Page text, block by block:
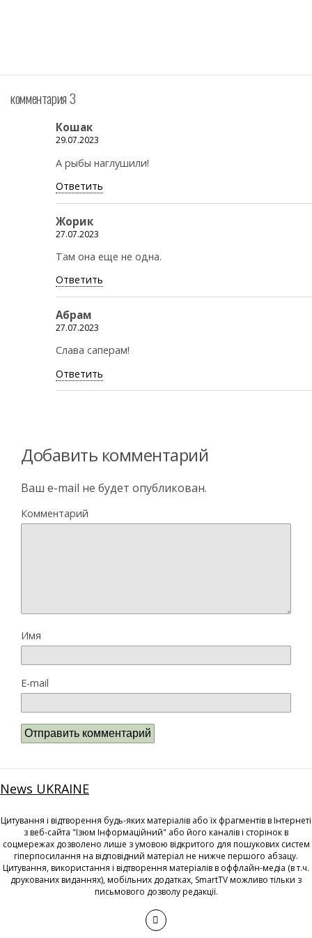
комментария 3
Кошак
29.07.2023
А рыбы наглушили!
Ответить
Жорик
27.07.2023
Там она еще не одна.
Ответить
Абрам
27.07.2023
Слава саперам!
Ответить
Добавить комментарий
Ваш e-mail не будет опубликован.
Комментарий
Имя
E-mail
News UKRAINE
Цитування і відтворення будь-яких матеріалів або їх фрагментів в Інтернеті
з веб-сайта "Ізюм Інформаційний" або його каналів і сторінок в
соцмережах дозволено лише з умовою відкритого для пошукових систем
гіперпосилання на відповідний матеріал не нижче першого абзацу.
Цитування, використання і відтворення матеріалів в оффлайн-медіа (в т.ч.
друкованих виданнях), мобільних додатках, SmartTV можливо тільки з
письмового дозволу редакції.